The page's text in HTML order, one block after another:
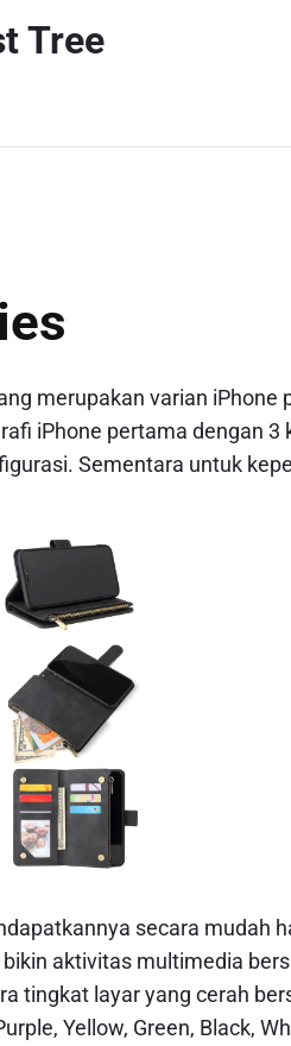
Tree
merupakan varian iPhone
iPhone pertama dengan 3
Sementara untuk
secara mudah
aktivitas multimedia
tingkat layar yang cerah
Yellow, Green, Black,